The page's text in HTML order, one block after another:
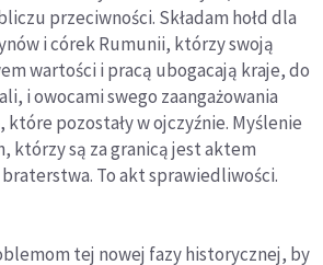
przeciwności. Składam hołd dla
i córek Rumunii, którzy swoją
wartości i pracą ubogacają kraje, do
i owocami swego zaangażowania
pozostały w ojczyźnie. Myślenie
którzy są za granicą jest aktem
To akt sprawiedliwości.
tej nowej fazy historycznej, by